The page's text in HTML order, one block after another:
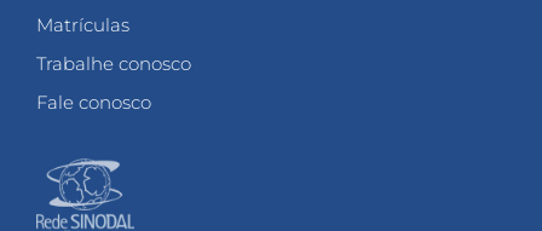
Matrículas
Trabalhe conosco
Fale conosco